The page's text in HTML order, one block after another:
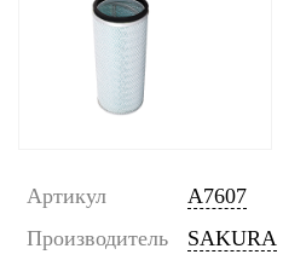
Артикул
A7607
Производитель
SAKURA